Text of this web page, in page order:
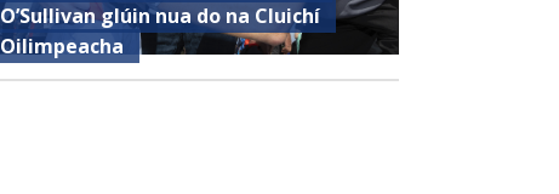
O’Sullivan glúin nua do na Cluichí
Oilimpeacha